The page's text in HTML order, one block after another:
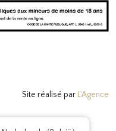
Site réalisé par L'Agence